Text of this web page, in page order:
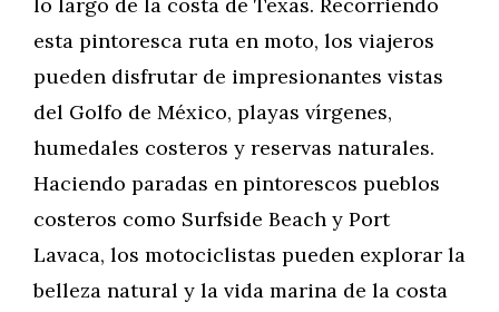
esta pintoresca ruta en moto, los viajeros
pueden disfrutar de impresionantes vistas
del Golfo de México, playas vírgenes,
humedales costeros y reservas naturales.
Haciendo paradas en pintorescos pueblos
costeros como Surfside Beach y Port
Lavaca, los motociclistas pueden explorar la
belleza natural y la vida marina de la costa